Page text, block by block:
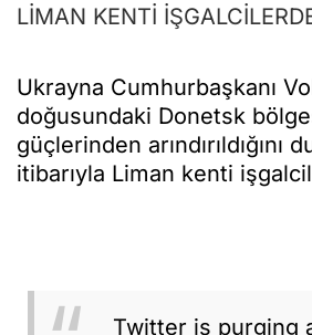
LİMAN KENTİ
Ukrayna Cumhurbaşkanı
doğusundaki Donetsk
güçlerinden
itibarıyla Liman kenti
Twitter is purging